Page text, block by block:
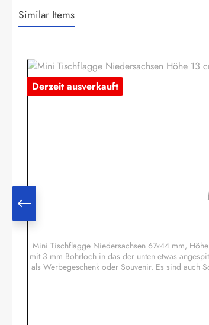
Similar Items
Derzeit ausverkauft
Mini Tischflagge Niedersachsen 67x44 mm,
mit 3 mm Bohrloch in das der unten etwas
als Werbegeschenk oder Souvenir. Es sind auch